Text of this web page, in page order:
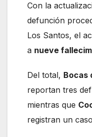
Con la
defunción
Los Santos, el
a nueve
Del total, Bocas
reportan tres
mientras que
registran un